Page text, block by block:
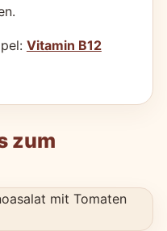
Vitamin B12
zum